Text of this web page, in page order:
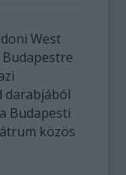
West
darabjából
Budapesti
közös